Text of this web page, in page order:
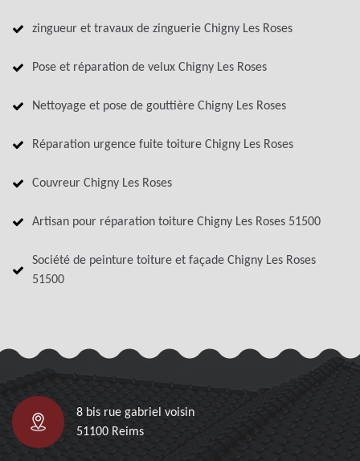
zingueur et travaux de zinguerie Chigny Les Roses
Pose et réparation de velux Chigny Les Roses
Nettoyage et pose de gouttière Chigny Les Roses
Réparation urgence fuite toiture Chigny Les Roses
Couvreur Chigny Les Roses
Artisan pour réparation toiture Chigny Les Roses 51500
Société de peinture toiture et façade Chigny Les Roses
51500
8 bis rue gabriel voisin
51100 Reims